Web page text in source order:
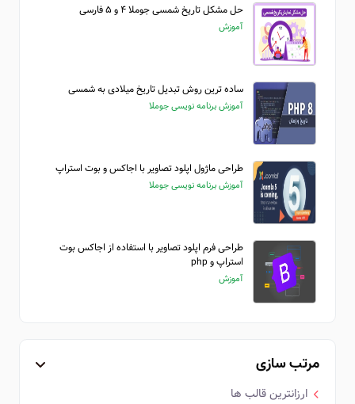
حل مشکل تاریخ شمسی جوملا ۴ و ۵ فارسی
آموزش
ساده ترین روش تبدیل تاریخ میلادی به شمسی
آموزش برنامه نویسی جوملا
طراحی ماژول اپلود تصاویر با اجاکس و بوت استراپ
آموزش برنامه نویسی جوملا
طراحی فرم اپلود تصاویر با استفاده از اجاکس بوت
استراپ و php
آموزش
مرتب سازی
ارزانترین قالب ها